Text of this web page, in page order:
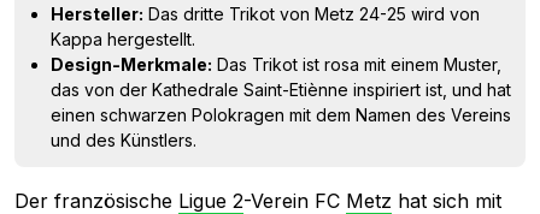
Hersteller: Das dritte Trikot von Metz 24-25 wird von
Kappa hergestellt.
Design-Merkmale: Das Trikot ist rosa mit einem Muster,
das von der Kathedrale Saint-Etiènne inspiriert ist, und hat
einen schwarzen Polokragen mit dem Namen des Vereins
und des Künstlers.
Der französische Ligue 2-Verein FC Metz hat sich mit